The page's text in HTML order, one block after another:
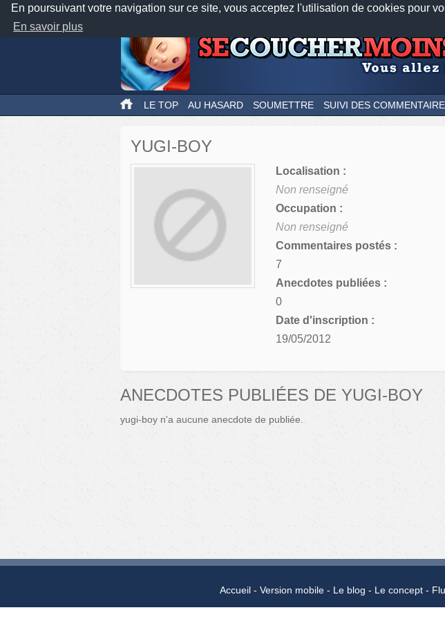
En poursuivant votre navigation sur ce site, vous acceptez l'utilisation de cookies pour
En savoir plus
Nos applications
LE TOP AU HASARD SOUMETTRE SUIVI DES
YUGI-BOY
Localisation :
Non renseigné
Occupation :
Non renseigné
Commentaires postés :
7
Anecdotes publiées :
0
Date d'inscription :
19/05/2012
ANECDOTES PUBLIÉES DE YUGI-BOY
yugi-boy n'a aucune anecdote de publiée.
Accueil Version mobile Le blog Le concept